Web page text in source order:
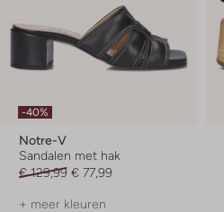
-40%
Notre-V
Sandalen met hak
€ 129,99 € 77,99
+ meer kleuren